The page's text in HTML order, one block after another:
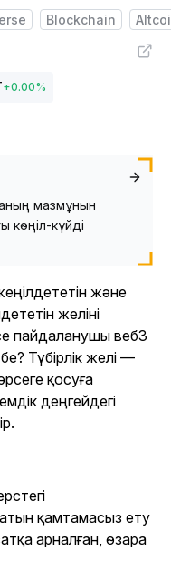
Blockchain
+0.00%
мазмұнын
көңіл-күйді
және
желіні
пайдаланушы веб3
Түбірлік желі —
қосуға
деңгейдегі
қамтамасыз ету
арналған, өзара